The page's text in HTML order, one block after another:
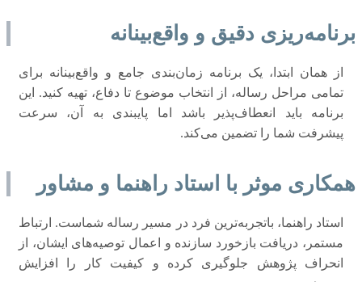
برنامه‌ریزی دقیق و واقع‌بینانه
از همان ابتدا، یک برنامه زمان‌بندی جامع و واقع‌بینانه برای
تمامی مراحل رساله، از انتخاب موضوع تا دفاع، تهیه کنید. این
برنامه باید انعطاف‌پذیر باشد اما پایبندی به آن، سرعت
پیشرفت شما را تضمین می‌کند.
همکاری موثر با استاد راهنما و مشاور
استاد راهنما، باتجربه‌ترین فرد در مسیر رساله شماست. ارتباط
مستمر، دریافت بازخورد سازنده و اعمال توصیه‌های ایشان، از
انحراف پژوهش جلوگیری کرده و کیفیت کار را افزایش